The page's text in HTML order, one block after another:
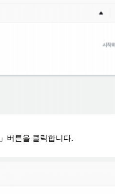
버튼을 클릭합니다.